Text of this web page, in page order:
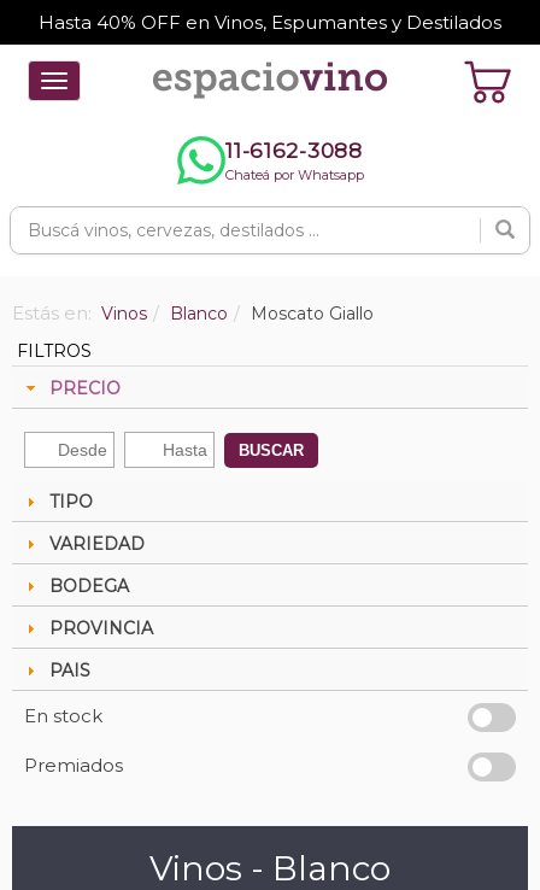
Hasta 40% OFF en Vinos, Espumantes y Destilados
Toggle
navigation
11-6162-3088
Chateá por Whatsapp
Estás en: Vinos Blanco
Moscato Giallo
FILTROS
PRECIO
BUSCAR
TIPO
VARIEDAD
BODEGA
PROVINCIA
PAIS
En stock
Premiados
Vinos - Blanco